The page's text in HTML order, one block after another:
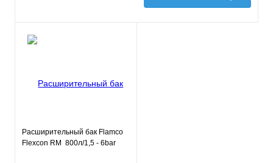
Расширительный бак Flamco
Flexcon RM 800л/1,5 - 6bar